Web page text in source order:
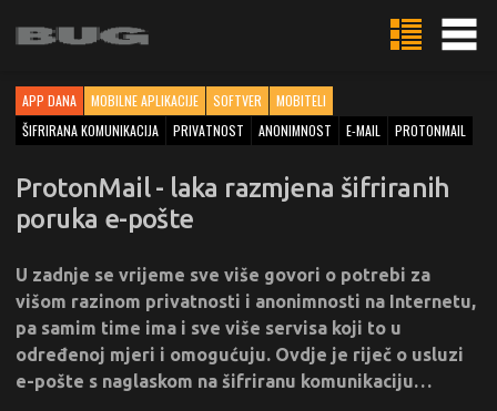
APP DANA MOBILNE APLIKACIJE SOFTVER
MOBITELI
ŠIFRIRANA KOMUNIKACIJA
PRIVATNOST ANONIMNOST E-MAIL PROTONMAIL
ProtonMail - laka razmjena šifriranih
poruka e-pošte
U zadnje se vrijeme sve više govori o potrebi za
višom razinom privatnosti i anonimnosti na Internetu,
pa samim time ima i sve više servisa koji to u
određenoj mjeri i omogućuju. Ovdje je riječ o usluzi
e-pošte s naglaskom na šifriranu komunikaciju…